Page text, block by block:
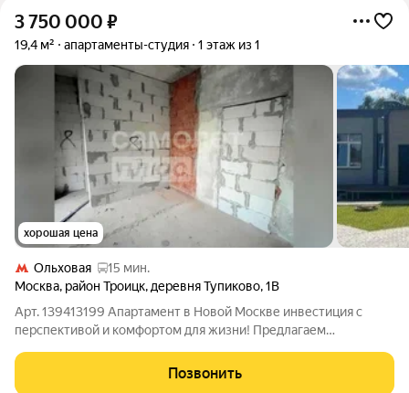
3 750 000 ₽
19,4 м² апартаменты-студия 1 этаж из 1
хорошая цена
Ольховая
15 мин.
Москва, район Троицк, деревня Тупиково,1В
Арт. 139413199 Апартамент в Новой Москве инвестиция с
перспективой и комфортом для жизни! Предлагаем
возможности: например, обустроить второй
Позвонить